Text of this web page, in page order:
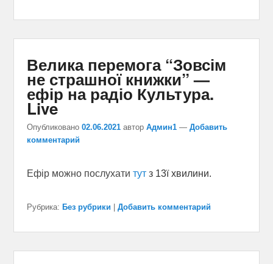
Велика перемога “Зовсім
не страшної книжки” —
ефір на радіо Культура.
Live
Опубликовано 02.06.2021 автор Админ1 — Добавить
комментарий
Ефір можно послухати тут з 13ї хвилини.
Рубрика: Без рубрики | Добавить комментарий